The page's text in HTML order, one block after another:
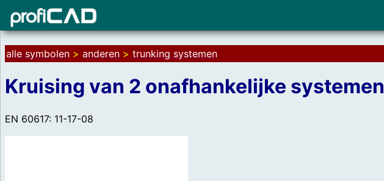
alle symbolen > anderen > trunking systemen
Kruising van 2 onafhankelijke systemen
EN 60617: 11-17-08